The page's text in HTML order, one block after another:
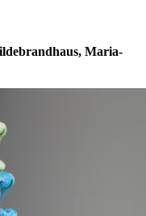
Maria-